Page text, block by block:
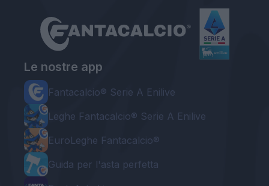
Le nostre app
Fantacalcio® Serie A Enilive
Leghe Fantacalcio® Serie A Enilive
EuroLeghe Fantacalcio®
Guida per l'asta perfetta